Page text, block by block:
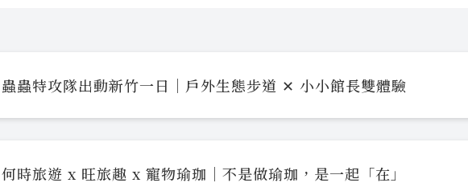
蟲特攻隊出動新竹一日｜戶外生態步道 ✕ 小小館長雙體驗
時旅遊 x 旺旅趣 x 寵物瑜珈｜不是做瑜珈，是一起「在」